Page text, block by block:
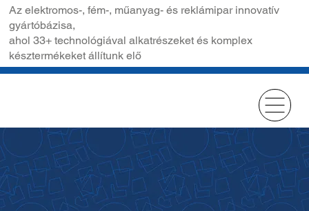
Az elektromos-, fém-, műanyag- és reklámipar innovatív
gyártóbázisa,
ahol 33+ technológiával alkatrészeket és komplex
késztermékeket állítunk elő